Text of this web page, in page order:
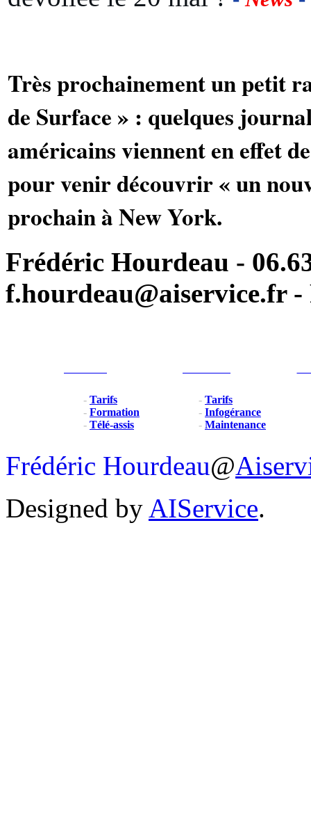
Très prochainement un petit
de Surface » : quelques
américains viennent en effet
pour venir découvrir « un
prochain à New York.
Frédéric Hourdeau -
f.hourdeau@aiservice.fr -
- Tarifs
- Formation
- Télé-assis
- Tarifs
- Infogérance
- Maintenance
Frédéric Hourdeau@
Designed by AIService.